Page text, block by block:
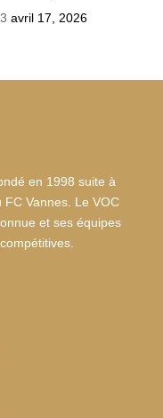
avril 17, 2026
en 1998 suite à
FC Vannes. Le VOC
et ses équipes